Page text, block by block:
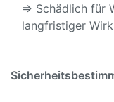
⇒ Schädlich für
langfristiger